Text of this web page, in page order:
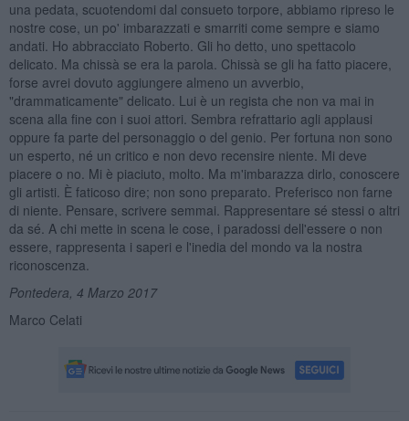
una pedata, scuotendomi dal consueto torpore, abbiamo ripreso le
nostre cose, un po' imbarazzati e smarriti come sempre e siamo
andati. Ho abbracciato Roberto. Gli ho detto, uno spettacolo
delicato. Ma chissà se era la parola. Chissà se gli ha fatto piacere,
forse avrei dovuto aggiungere almeno un avverbio,
"drammaticamente" delicato. Lui è un regista che non va mai in
scena alla fine con i suoi attori. Sembra refrattario agli applausi
oppure fa parte del personaggio o del genio. Per fortuna non sono
un esperto, né un critico e non devo recensire niente. Mi deve
piacere o no. Mi è piaciuto, molto. Ma m'imbarazza dirlo, conoscere
gli artisti. È faticoso dire; non sono preparato. Preferisco non farne
di niente. Pensare, scrivere semmai. Rappresentare sé stessi o altri
da sé. A chi mette in scena le cose, i paradossi dell'essere o non
essere, rappresenta i saperi e l'inedia del mondo va la nostra
riconoscenza.
Pontedera, 4 Marzo 2017
Marco Celati